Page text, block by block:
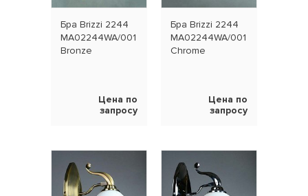
Бра Brizzi 2244
MA02244WA/001
Bronze
Цена по
запросу
Бра Brizzi 2244
MA02244WA/001
Chrome
Цена по
запросу